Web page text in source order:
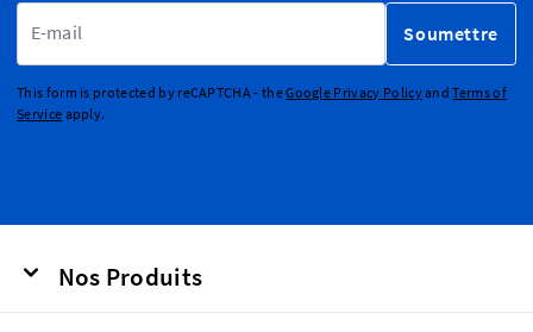
Soumettre
This form is protected by reCAPTCHA - theGoogle Privacy PolicyandTerms of
Service apply.
Nos Produits